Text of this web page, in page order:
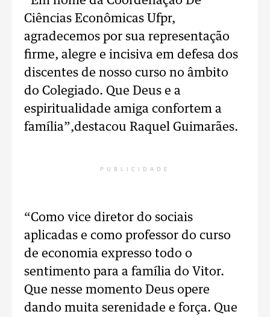
Ciências Econômicas Ufpr,
agradecemos por sua representação
firme, alegre e incisiva em defesa dos
discentes de nosso curso no âmbito
do Colegiado. Que Deus e a
espiritualidade amiga confortem a
família”,destacou Raquel Guimarães.
PUBLICIDADE
“Como vice diretor do sociais
aplicadas e como professor do curso
de economia expresso todo o
sentimento para a família do Vitor.
Que nesse momento Deus opere
dando muita serenidade e força. Que